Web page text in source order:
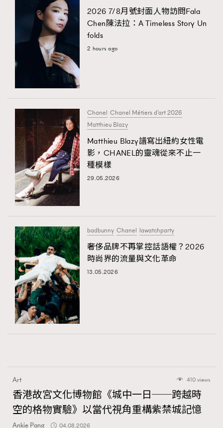
2026 7/8月號封面人物訪問Fala
Chen陳法拉：A Timeless Story Un
folds
2 hours ago
Chanel Chanel Métiers d’art 2026
Matthieu Blazy
Matthieu Blazy譜寫出紐約女性電
影，CHANEL的靈魂從來不止一
種模樣
29.05.2026
badbunny Chanel lawatchparty
奢侈品牌不再掌控話語權？2026
時尚界的流量與文化革命
13.05.2026
Art 410 views
香港故宮文化博物館《城中一日──跨越時
空的格物實驗》以當代視角重構紫禁城記憶
Ankie Pang 04.08.2026